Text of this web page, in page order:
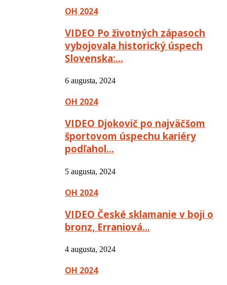
OH 2024
VIDEO Po životných zápasoch
vybojovala historický úspech
Slovenska:…
6 augusta, 2024
OH 2024
VIDEO Djokovič po najväčšom
športovom úspechu kariéry
podľahol…
5 augusta, 2024
OH 2024
VIDEO České sklamanie v boji o
bronz, Erraniová…
4 augusta, 2024
OH 2024